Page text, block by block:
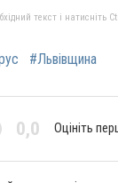
текст і натисніть
#Львівщина
0,0 Оцініть